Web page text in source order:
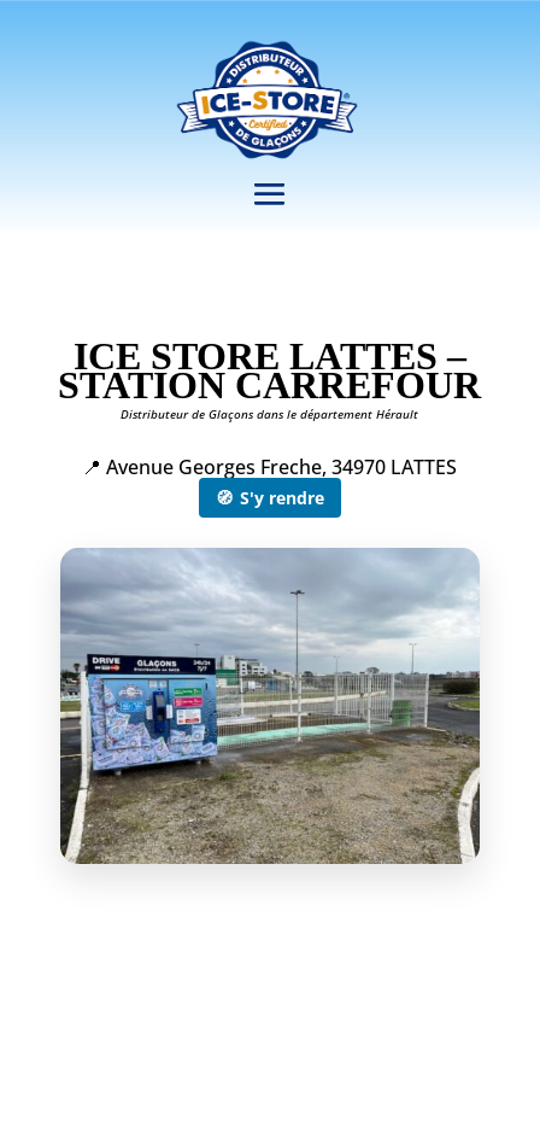
ICE STORE LATTES –
STATION CARREFOUR
Distributeur de Glaçons dans le département Hérault
📍 Avenue Georges Freche, 34970 LATTES
🧭 S'y rendre